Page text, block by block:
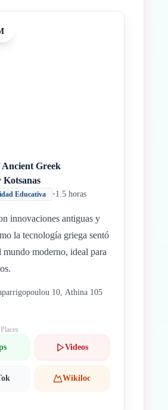
Ancient Greek
Kotsanas
Educativa •1.5 horas
innovaciones antiguas y
la tecnología griega sentó
mundo moderno, ideal para
10, Athina 105
Videos
Wikiloc